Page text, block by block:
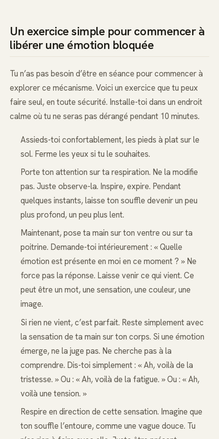
Un exercice simple pour commencer à
libérer une émotion bloquée
Tu n’as pas besoin d’être en séance pour commencer à
explorer ce mécanisme. Voici un exercice que tu peux
faire seul, en toute sécurité. Installe-toi dans un endroit
calme où tu ne seras pas dérangé pendant 10 minutes.
Assieds-toi confortablement, les pieds à plat sur le
sol. Ferme les yeux si tu le souhaites.
Porte ton attention sur ta respiration. Ne la modifie
pas. Juste observe-la. Inspire, expire. Pendant
quelques instants, laisse ton souffle devenir un peu
plus profond, un peu plus lent.
Maintenant, pose ta main sur ton ventre ou sur ta
poitrine. Demande-toi intérieurement : « Quelle
émotion est présente en moi en ce moment ? » Ne
force pas la réponse. Laisse venir ce qui vient. Ce
peut être un mot, une sensation, une couleur, une
image.
Si rien ne vient, c’est parfait. Reste simplement avec
la sensation de ta main sur ton corps. Si une émotion
émerge, ne la juge pas. Ne cherche pas à la
comprendre. Dis-toi simplement : « Ah, voilà de la
tristesse. » Ou : « Ah, voilà de la fatigue. » Ou : « Ah,
voilà une tension. »
Respire en direction de cette sensation. Imagine que
ton souffle l’entoure, comme une vague douce. Tu